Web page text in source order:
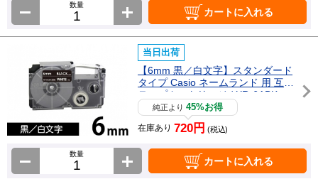
数量
カートに入れる
当日出荷
【6mm 黒／白文字】スタンダード
タイプ Casio ネームランド 用 互換
テープカートリッジ / XR-6ABK
純正より45%お得
在庫あり 720円 (税込)
数量
カートに入れる